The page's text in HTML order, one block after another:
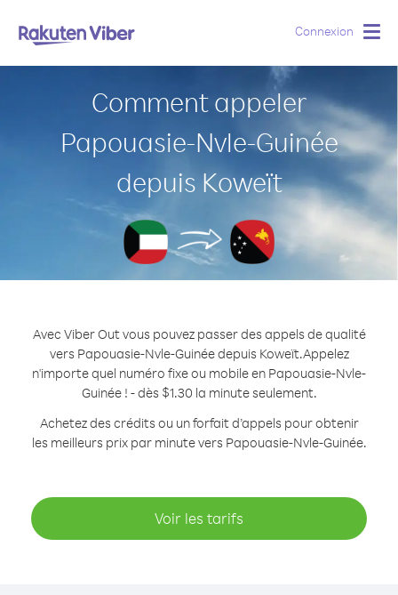
Connexion
Comment appeler
Papouasie-Nvle-Guinée
depuis Koweït
Avec Viber Out vous pouvez passer des appels de qualité
vers Papouasie-Nvle-Guinée depuis Koweït.Appelez
n'importe quel numéro fixe ou mobile en Papouasie-Nvle-
Guinée ! - dès $1.30 la minute seulement.
Achetez des crédits ou un forfait d’appels pour obtenir
les meilleurs prix par minute vers Papouasie-Nvle-Guinée.
Voir les tarifs